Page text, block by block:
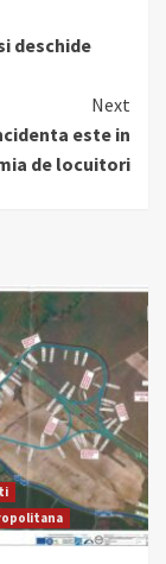
deschide
Next
este in
de locuitori